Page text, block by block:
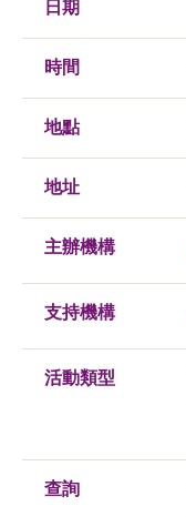
日期
時間
地點
地址
主辦機構
支持機構
活動類型
查詢